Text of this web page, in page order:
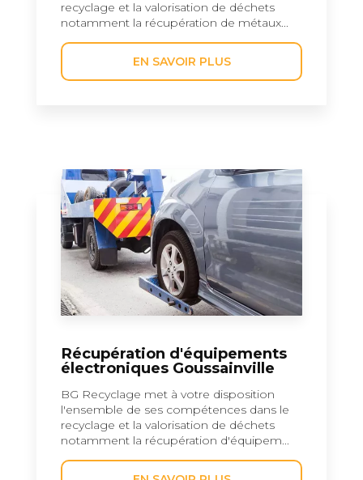
recyclage et la valorisation de déchets
notamment la récupération de métaux...
EN SAVOIR PLUS
Récupération d'équipements
électroniques Goussainville
BG Recyclage met à votre disposition
l'ensemble de ses compétences dans le
recyclage et la valorisation de déchets
notamment la récupération d'équipem...